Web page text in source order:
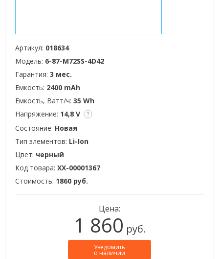
Артикул: 018634
Модель: 6-87-M72SS-4D42
Гарантия: 3 мес.
Емкость: 2400 mAh
Емкость, Ватт/ч: 35 Wh
Напряжение: 14,8 V
Состояние: Новая
Тип элементов: Li-Ion
Цвет: черный
Код товара: XX-00001367
Стоимость: 1860 руб.
Цена:
1 860 руб.
Уведомить
о наличии